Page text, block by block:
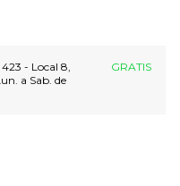
- Local 8,
a Sab. de
GRATIS